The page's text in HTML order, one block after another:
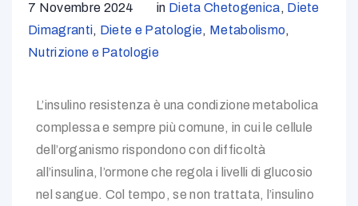
7 Novembre 2024 in Dieta Chetogenica, Diete
Dimagranti, Diete e Patologie, Metabolismo,
Nutrizione e Patologie
L’insulino resistenza è una condizione metabolica
complessa e sempre più comune, in cui le cellule
dell’organismo rispondono con difficoltà
all’insulina, l’ormone che regola i livelli di glucosio
nel sangue. Col tempo, se non trattata, l’insulino